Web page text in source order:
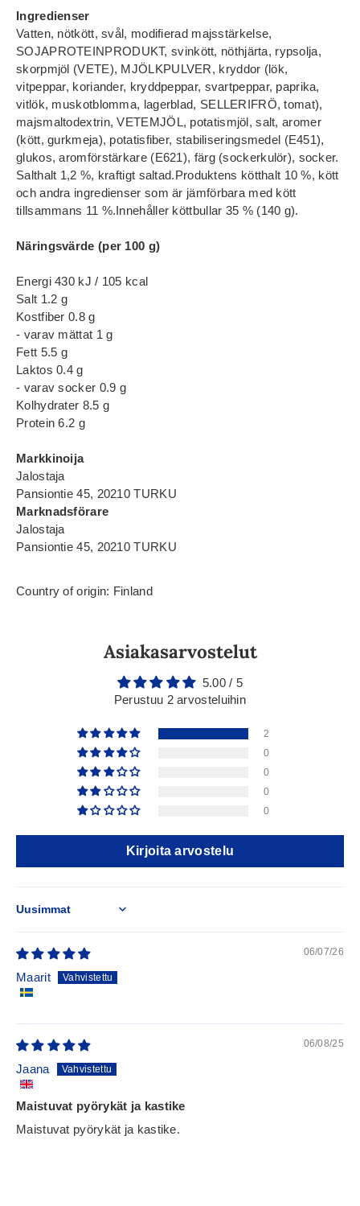
Ingredienser
Vatten, nötkött, svål, modifierad majsstärkelse,
SOJAPROTEINPRODUKT, svinkött, nöthjärta, rypsolja,
skorpmjöl (VETE), MJÖLKPULVER, kryddor (lök,
vitpeppar, koriander, kryddpeppar, svartpeppar, paprika,
vitlök, muskotblomma, lagerblad, SELLERIFRÖ, tomat),
majsmaltodextrin, VETEMJÖL, potatismjöl, salt, aromer
(kött, gurkmeja), potatisfiber, stabiliseringsmedel (E451),
glukos, aromförstärkare (E621), färg (sockerkulör), socker.
Salthalt 1,2 %, kraftigt saltad.Produktens kötthalt 10 %, kött
och andra ingredienser som är jämförbara med kött
tillsammans 11 %.Innehåller köttbullar 35 % (140 g).
Näringsvärde (per 100 g)
Energi 430 kJ / 105 kcal
Salt 1.2 g
Kostfiber 0.8 g
- varav mättat 1 g
Fett 5.5 g
Laktos 0.4 g
- varav socker 0.9 g
Kolhydrater 8.5 g
Protein 6.2 g
Markkinoija
Jalostaja
Pansiontie 45, 20210 TURKU
Marknadsförare
Jalostaja
Pansiontie 45, 20210 TURKU
Country of origin: Finland
Asiakasarvostelut
5.00 / 5
Perustuu 2 arvosteluihin
2
0
0
0
0
Kirjoita arvostelu
Sort by
06/07/26
Maarit
06/08/25
Jaana
Maistuvat pyörykät ja kastike
Maistuvat pyörykät ja kastike.